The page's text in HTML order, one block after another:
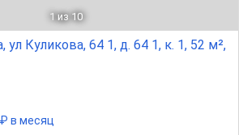
1 из 10
ул Куликова, 64 1, д. 64 1, к. 1, 52 м²,
в месяц